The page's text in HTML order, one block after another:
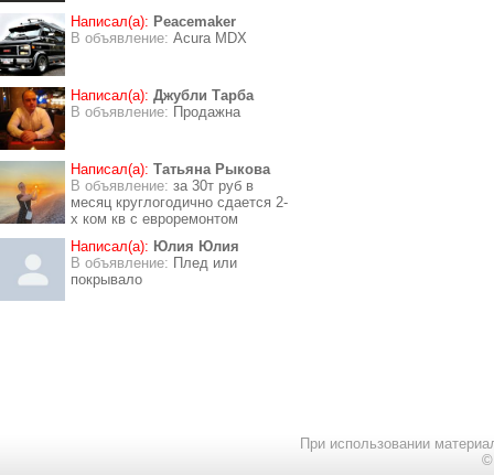
Написал(а): Peacemaker
В объявление: Acura MDX
Написал(а): Джубли Тарба
В объявление: Продажна
Написал(а): Татьяна Рыкова
В объявление: за 30т руб в
месяц круглогодично сдается 2-
х ком кв с евроремонтом
Написал(а): Юлия Юлия
В объявление: Плед или
покрывало
При использовании